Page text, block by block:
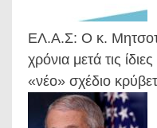
ΕΛ.Α.Σ: Ο κ.
χρόνια μετά τις
«νέο» σχέδιο